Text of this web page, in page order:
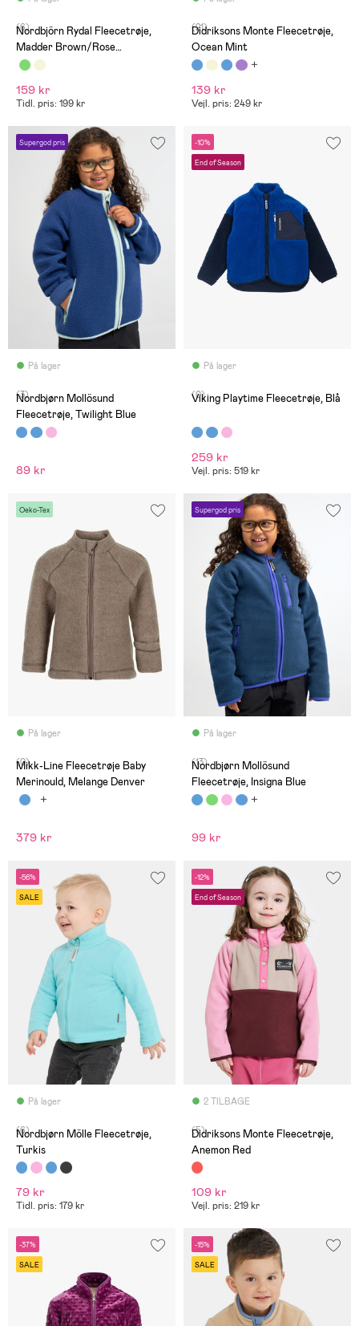
(6)
Nordbjörn Rydal Fleecetrøje,
Madder Brown/Rose
Dawn/Oatmeal
159 kr
Tidl. pris: 199 kr
(21)
Didriksons Monte Fleecetrøje,
Ocean Mint
139 kr
Vejl. pris: 249 kr
Supergod pris
På lager
(3)
Nordbjørn Mollösund
Fleecetrøje, Twilight Blue
89 kr
-10%
End of Season
På lager
(0)
Viking Playtime Fleecetrøje, Blå
259 kr
Vejl. pris: 519 kr
Oeko-Tex
På lager
(0)
Mikk-Line Fleecetrøje Baby
Merinould, Melange Denver
379 kr
Supergod pris
På lager
(13)
Nordbjørn Mollösund
Fleecetrøje, Insigna Blue
99 kr
-56%
SALE
På lager
(6)
Nordbjørn Mölle Fleecetrøje,
Turkis
79 kr
Tidl. pris: 179 kr
-12%
End of Season
2 TILBAGE
(5)
Didriksons Monte Fleecetrøje,
Anemon Red
109 kr
Vejl. pris: 219 kr
-37%
SALE
-15%
SALE